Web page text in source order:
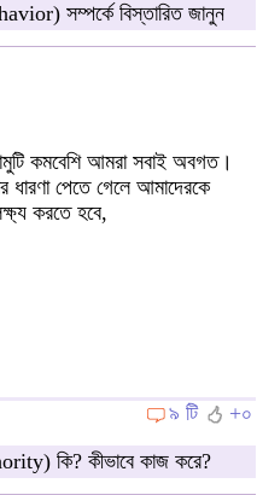
সম্পর্কে বিস্তারিত জানুন
কমবেশি আমরা সবাই অবগত।
পেতে গেলে আমাদেরকে
করতে হবে,
৯ টি
+০
কি? কীভাবে কাজ করে?